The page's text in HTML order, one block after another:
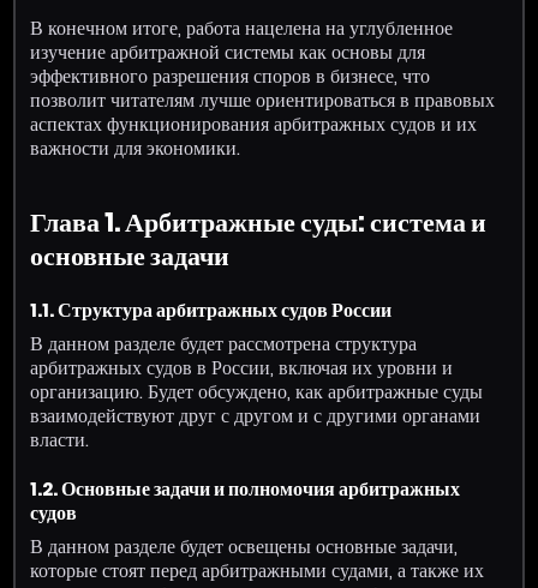
В конечном итоге, работа нацелена на углубленное
изучение арбитражной системы как основы для
эффективного разрешения споров в бизнесе, что
позволит читателям лучше ориентироваться в правовых
аспектах функционирования арбитражных судов и их
важности для экономики.
Глава 1. Арбитражные суды: система и
основные задачи
1.1. Структура арбитражных судов России
В данном разделе будет рассмотрена структура
арбитражных судов в России, включая их уровни и
организацию. Будет обсуждено, как арбитражные суды
взаимодействуют друг с другом и с другими органами
власти.
1.2. Основные задачи и полномочия арбитражных
судов
В данном разделе будет освещены основные задачи,
которые стоят перед арбитражными судами, а также их